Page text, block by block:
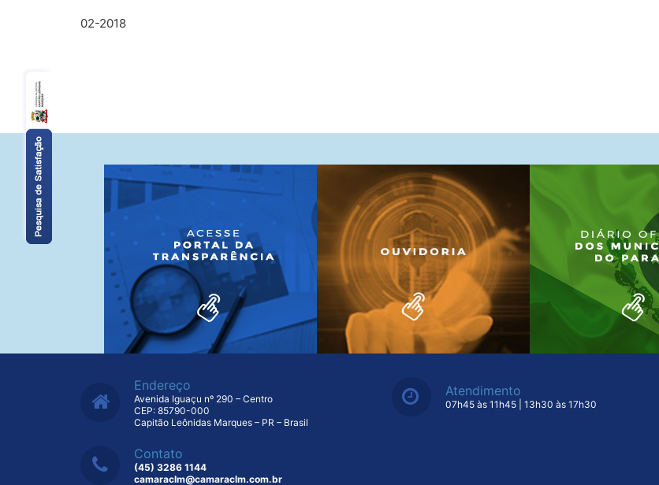
02-2018
Endereço
Avenida Iguaçu nº 290 – Centro
CEP: 85790-000
Capitão Leônidas Marques – PR – Brasil
Contato
(45) 3286 1144
camaraclm@camaraclm.com.br
Atendimento
07h45 às 11h45 | 13h30 às 17h30